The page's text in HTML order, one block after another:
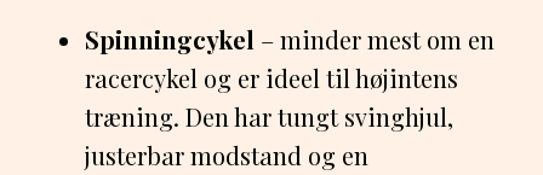
Spinningcykel – minder mest om en
racercykel og er ideel til højintens
træning. Den har tungt svinghjul,
justerbar modstand og en